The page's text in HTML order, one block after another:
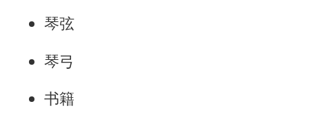
琴弦
琴弓
书籍